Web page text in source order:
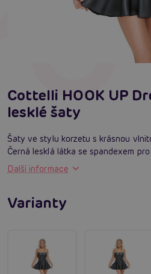
Cottelli HOOK UP
lesklé šaty
Šaty ve stylu korzetu s krásnou
Černá lesklá látka se spandexem
Další informace
Varianty